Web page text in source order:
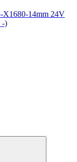
X1680-14mm 24V
-)